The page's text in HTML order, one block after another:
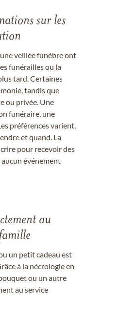
sur les
veillée funèbre ont
funérailles ou la
tard. Certaines
tandis que
ou privée. Une
funéraire, une
préférences varient,
et quand. La
pour recevoir des
événement
au
un petit cadeau est
à la nécrologie en
ou un autre
au service